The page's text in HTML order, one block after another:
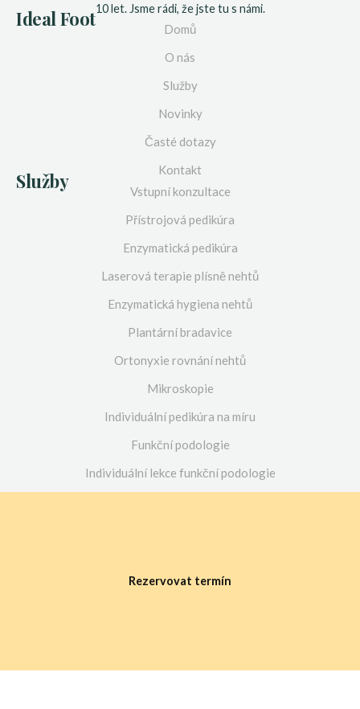
Rezervovat termín
10 let. Jsme rádi, že jste tu s námi.
Ideal Foot
Domů
O nás
Služby
Novinky
Časté dotazy
Kontakt
Služby
Vstupní konzultace
Přístrojová pedikúra
Enzymatická pedikúra
Laserová terapie plísně nehtů
Enzymatická hygiena nehtů
Plantární bradavice
Ortonyxie rovnání nehtů
Mikroskopie
Individuální pedikúra na míru
Funkční podologie
Individuální lekce funkční podologie